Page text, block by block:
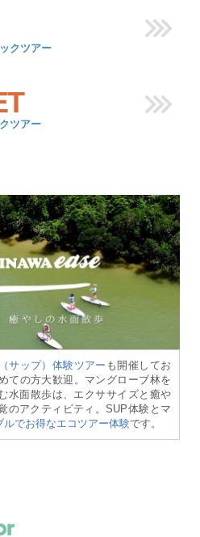
クツアー
ツアー
サップ）体験ツアー も開催してお
ての方大歓迎。マングローブ林を
水面散歩は、エクササイズと癒や
のアクティビティ。SUP体験とマ
ルでお得なエコツアー体験です。